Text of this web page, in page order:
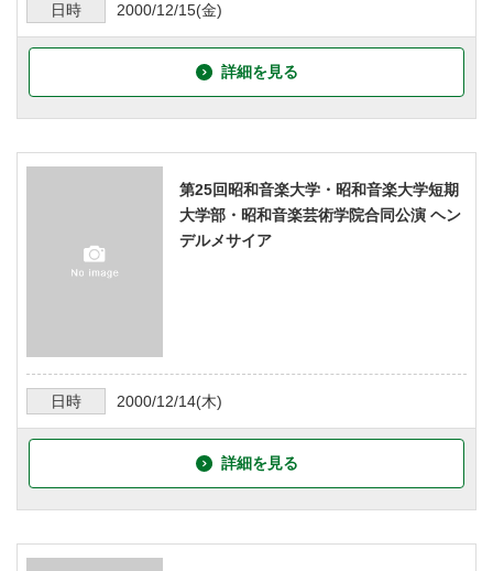
日時 2000/12/15(金)
詳細を見る
第25回昭和音楽大学・昭和音楽大学短期
大学部・昭和音楽芸術学院合同公演 ヘン
デルメサイア
日時 2000/12/14(木)
詳細を見る